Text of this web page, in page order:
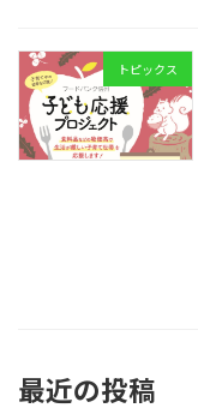
トピックス
最近の投稿